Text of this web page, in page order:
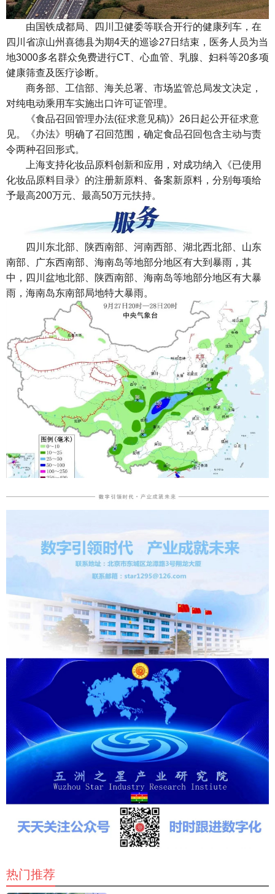
由国铁成都局、四川卫健委等联合开行的健康列车，在
四川省凉山州喜德县为期4天的巡诊27日结束，医务人员为当
地3000多名群众免费进行CT、心血管、乳腺、妇科等20多项
健康筛查及医疗诊断。
商务部、工信部、海关总署、市场监管总局发文决定，
对纯电动乘用车实施出口许可证管理。
《食品召回管理办法(征求意见稿)》26日起公开征求意
见。《办法》明确了召回范围，确定食品召回包含主动与责
令两种召回形式。
上海支持化妆品原料创新和应用，对成功纳入《已使用
化妆品原料目录》的注册新原料、备案新原料，分别每项给
予最高200万元、最高50万元扶持。
四川东北部、陕西南部、河南西部、湖北西北部、山东
南部、广东西南部、海南岛等地部分地区有大到暴雨，其
中，四川盆地北部、陕西南部、海南岛等地部分地区有大暴
雨，海南岛东南部局地特大暴雨。
热门推荐